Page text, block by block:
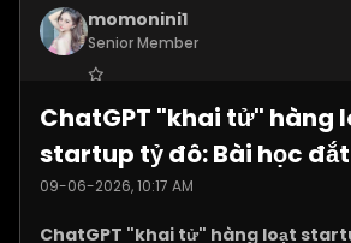
momonini1
Senior Member
Posts: 5399
ChatGPT "khai tử" hàng
startup tỷ đô: Bài học
09-06-2026, 10:17 AM
ChatGPT "khai tử" hàng loạt